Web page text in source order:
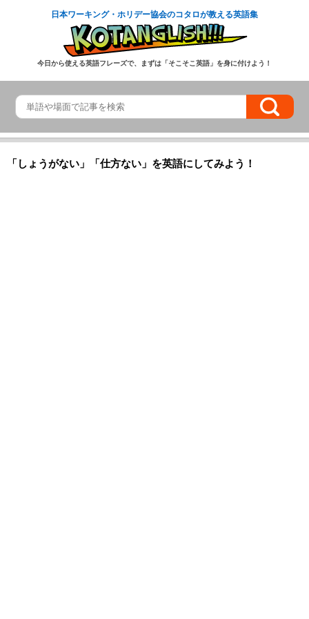
日本ワーキング・ホリデー協会のコタロが教える英語集
今日から使える英語フレーズで、まずは「そこそこ英語」を身に付けよう！
「しょうがない」「仕方ない」を英語にしてみよう！